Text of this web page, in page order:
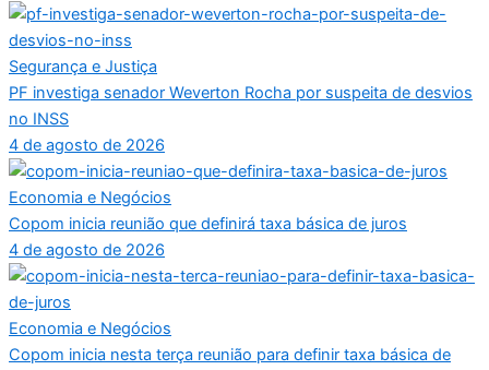
Segurança e Justiça
PF investiga senador Weverton Rocha por suspeita de desvios
no INSS
4 de agosto de 2026
Economia e Negócios
Copom inicia reunião que definirá taxa básica de juros
4 de agosto de 2026
Economia e Negócios
Copom inicia nesta terça reunião para definir taxa básica de